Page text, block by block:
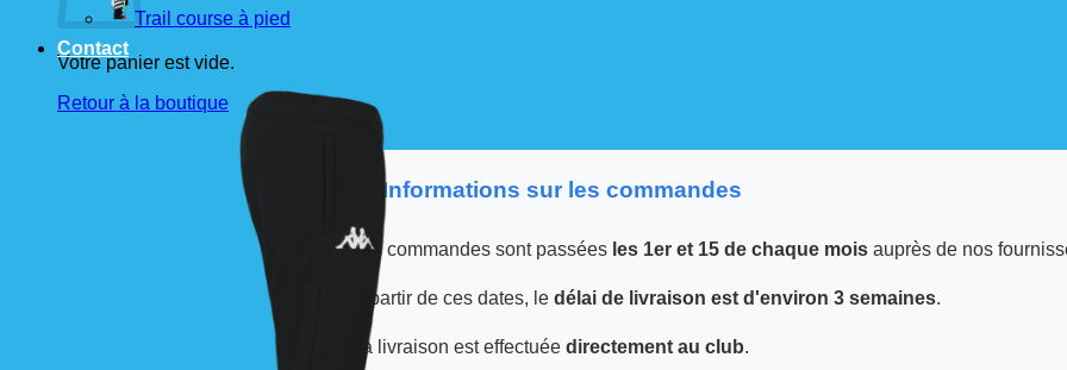
Votre panier est vide.
Retour à la boutique
📦 Informations sur les commandes
Les commandes sont passées les 1er et 15 de chaque moisauprès de nos
À partir de ces dates, le délai de livraison est d'environ 3 semaines.
La livraison est effectuée directement au club.
Trail course à pied
Contact